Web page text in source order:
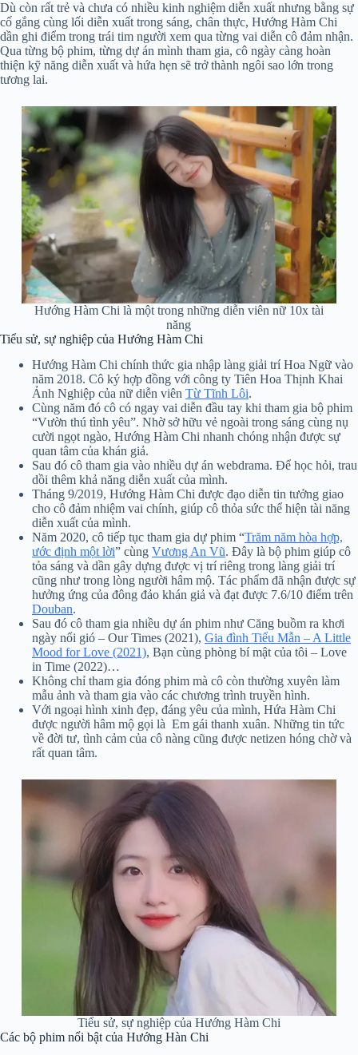
Dù còn rất trẻ và chưa có nhiều kinh nghiệm diễn xuất nhưng bằng sự
cố gắng cùng lối diễn xuất trong sáng, chân thực, Hướng Hàm Chi
dần ghi điểm trong trái tim người xem qua từng vai diễn cô đảm nhận.
Qua từng bộ phim, từng dự án mình tham gia, cô ngày càng hoàn
thiện kỹ năng diễn xuất và hứa hẹn sẽ trở thành ngôi sao lớn trong
tương lai.
Hướng Hàm Chi là một trong những diễn viên nữ 10x tài
năng
Tiểu sử, sự nghiệp của Hướng Hàm Chi
Hướng Hàm Chi chính thức gia nhập làng giải trí Hoa Ngữ vào
năm 2018. Cô ký hợp đồng với công ty Tiên Hoa Thịnh Khai
Ảnh Nghiệp của nữ diễn viên Từ Tĩnh Lôi.
Cùng năm đó cô có ngay vai diễn đầu tay khi tham gia bộ phim
“Vườn thú tình yêu”. Nhờ sở hữu vẻ ngoài trong sáng cùng nụ
cười ngọt ngào, Hướng Hàm Chi nhanh chóng nhận được sự
quan tâm của khán giả.
Sau đó cô tham gia vào nhiều dự án webdrama. Để học hỏi, trau
dồi thêm khả năng diễn xuất của mình.
Tháng 9/2019, Hướng Hàm Chi được đạo diễn tin tưởng giao
cho cô đảm nhiệm vai chính, giúp cô thỏa sức thể hiện tài năng
diễn xuất của mình.
Năm 2020, cô tiếp tục tham gia dự phim “Trăm năm hòa hợp,
ước định một lời” cùng Vương An Vũ. Đây là bộ phim giúp cô
tỏa sáng và dần gây dựng được vị trí riêng trong làng giải trí
cũng như trong lòng người hâm mộ. Tác phẩm đã nhận được sự
hưởng ứng của đông đảo khán giả và đạt được 7.6/10 điểm trên
Douban.
Sau đó cô tham gia nhiều dự án phim như Căng buồm ra khơi
ngày nổi gió – Our Times (2021), Gia đình Tiểu Mẫn – A Little
Mood for Love (2021), Bạn cùng phòng bí mật của tôi – Love
in Time (2022)…
Không chỉ tham gia đóng phim mà cô còn thường xuyên làm
mẫu ảnh và tham gia vào các chương trình truyền hình.
Với ngoại hình xinh đẹp, đáng yêu của mình, Hứa Hàm Chi
được người hâm mộ gọi là Em gái thanh xuân. Những tin tức
về đời tư, tình cảm của cô nàng cũng được netizen hóng chờ và
rất quan tâm.
Tiểu sử, sự nghiệp của Hướng Hàm Chi
Các bộ phim nổi bật của Hướng Hàn Chi